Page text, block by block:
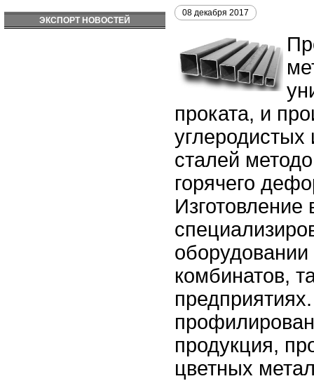
ЭКСПОРТ НОВОСТЕЙ
08 декабря 2017
проката, и
углеродистых
сталей
горячего
Изготовление
оборудовании
комбинатов,
продукция,
цветных